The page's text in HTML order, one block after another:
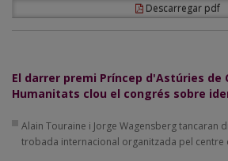
página
de
Descarregar pdf
El darrer premi Príncep d'Astúries de
Humanitats clou el congrés sobre
Alain Touraine i Jorge Wagensberg tancaran
trobada internacional organitzada pel centre